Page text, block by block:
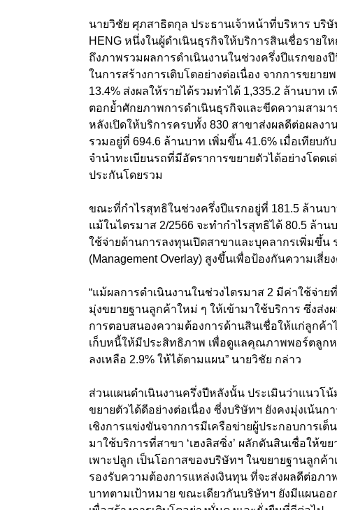
นายวิชัย ศุภสาธิตกุล ประธานเจ้าหน้าที่บริหาร บริ
HENG หนึ่งในผู้ดำเนินธุรกิจให้บริการสินเชื่อรายใ
ถึงภาพรวมผลการดำเนินงานในช่วงครึ่งปีแรกขอ
ในการสร้างการเติบโตอย่างต่อเนื่อง จากการขยา
13.4% ส่งผลให้รายได้รวมทำได้ 1,335.2 ล้านบาท
ตอกย้ำศักยภาพการดำเนินธุรกิจและขีดความสามา
หลังเปิดให้บริการครบทั้ง 830 สาขาส่งผลดีต่อผลง
รวมอยู่ที่ 694.6 ล้านบาท เพิ่มขึ้น 41.6% เมื่อเทียบ
จำนำทะเบียนรถที่มีอัตราการขยายตัวได้อย่างโดด
ประกันโดยรวม
ขณะที่กำไรสุทธิในช่วงครึ่งปีแรกอยู่ที่ 181.5 ล้านบ
แม้ในไตรมาส 2/2566 จะทำกำไรสุทธิได้ 80.5 ล้า
ใช้จ่ายด้านการลงทุนเปิดสาขาและบุคลากรเพิ่มขึ้น
(Management Overlay) สูงขึ้นเพื่อป้องกันความเสี่ย
“แม้ผลการดำเนินงานในช่วงไตรมาส 2 มีค่าใช้จ่า
มุ่งขยายฐานลูกค้าใหม่ ๆ ให้เข้ามาใช้บริการ ซึ่งส่
การตอบสนองความต้องการด้านสินเชื่อให้แก่ลูกค้า
เก็บหนี้ให้มีประสิทธิภาพ เพื่อดูแลคุณภาพพอร์ตลูก
ลงเหลือ 2.9% ให้ได้ตามแผน” นายวิชัย กล่าว
ส่วนแผนดำเนินงานครึ่งปีหลังนั้น ประเมินว่าแนวโ
ขยายตัวได้ดีอย่างต่อเนื่อง ซี่งบริษัทฯ ยังคงมุ่งเน้น
เชิงการแข่งขันจากการมีเครือข่ายผู้ประกอบการเ
มาใช้บริการที่สาขา ‘เฮงลิสซิ่ง’ ผลักดันสินเชื่อให้ข
เพาะปลูก เป็นโอกาสของบริษัทฯ ในขยายฐานลูกค้
รองรับความต้องการแหล่งเงินทุน ที่จะส่งผลดีต่อภ
บาทตามเป้าหมาย ขณะเดียวกันบริษัทฯ ยังมีแผนอ